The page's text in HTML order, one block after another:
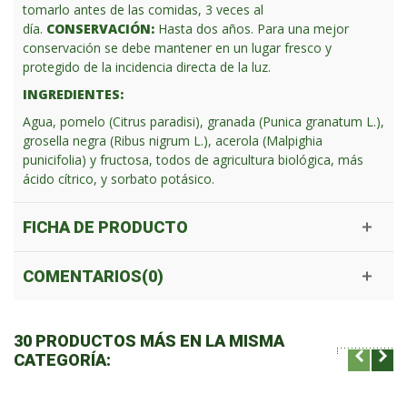
tomarlo antes de las comidas, 3 veces al
día. CONSERVACIÓN: Hasta dos años. Para una mejor
conservación se debe mantener en un lugar fresco y
protegido de la incidencia directa de la luz.
INGREDIENTES:
Agua, pomelo (Citrus paradisi), granada (Punica granatum L.),
grosella negra (Ribus nigrum L.), acerola (Malpighia
punicifolia) y fructosa, todos de agricultura biológica, más
ácido cítrico, y sorbato potásico.
FICHA DE PRODUCTO
COMENTARIOS(0)
30 PRODUCTOS MÁS EN LA MISMA
CATEGORÍA: